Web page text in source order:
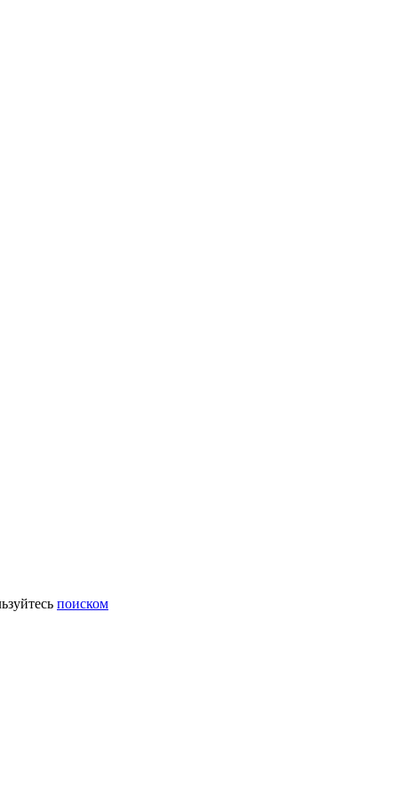
поиском